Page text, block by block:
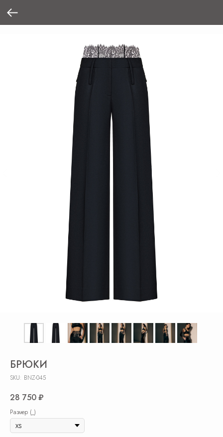
БРЮКИ
SKU: BNZ-045
28 750₽
Размер (_)